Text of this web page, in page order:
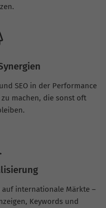
SEO in der Performance
machen, die sonst oft
internationale Märkte –
Keywords und